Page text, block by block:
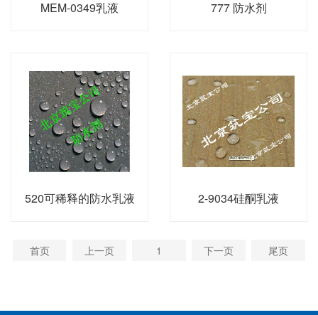
MEM-0349乳液 777 防水剂
520可稀释的防水乳液 2-9034硅酮乳液
首页 上一页 1 下一页 尾页